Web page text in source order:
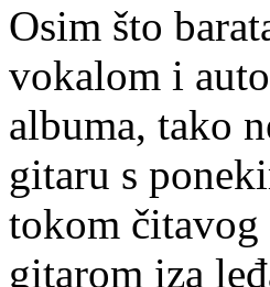
Osim što
vokalom i
albuma, tako
gitaru s
tokom čitavog
gitarom iza